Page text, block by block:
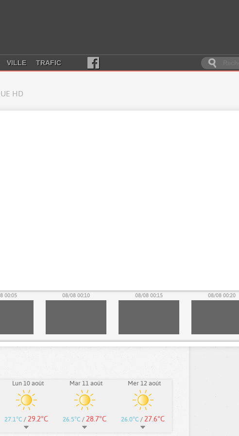
VILLE TRAFIC
HD
00:05 08/08 00:10 08/08 00:15 08/08 00:20
Lun 10 août
27.1°C / 29.2°C
Mar 11 août
26.5°C / 28.7°C
Mer 12 août
26.0°C / 27.6°C